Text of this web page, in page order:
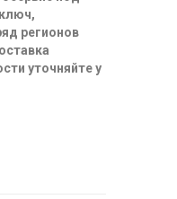
регионов
уточняйте у